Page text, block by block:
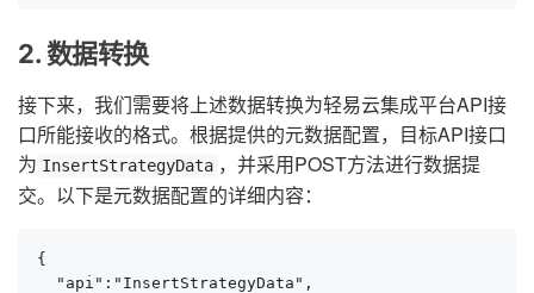
2. 数据转换
接下来，我们需要将上述数据转换为轻易云集成平台API接
口所能接收的格式。根据提供的元数据配置，目标API接口
为 InsertStrategyData ，并采用POST方法进行数据提
交。以下是元数据配置的详细内容：
{
  "api":"InsertStrategyData",